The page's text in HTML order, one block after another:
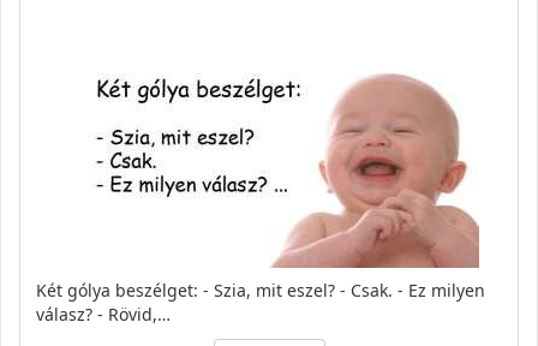
Két gólya beszélget: - Szia, mit eszel? - Csak. - Ez milyen
válasz? - Rövid,…